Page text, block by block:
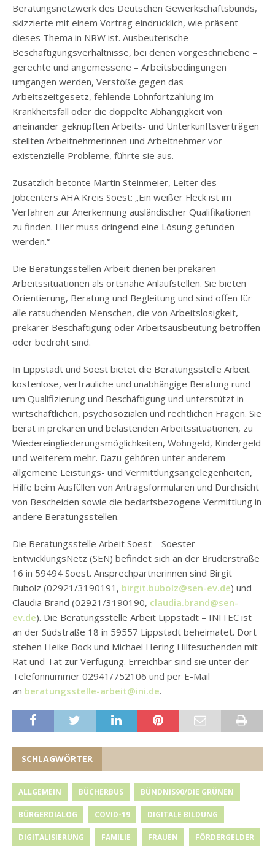
Beratungsnetzwerk des Deutschen Gewerkschaftsbunds,
skizzierte mit einem Vortrag eindrücklich, wie präsent
dieses Thema in NRW ist. Ausbeuterische
Beschäftigungsverhältnisse, bei denen vorgeschriebene –
gerechte und angemessene – Arbeitsbedingungen
umgangen werden, Verstöße gegen das
Arbeitszeitgesetz, fehlende Lohnfortzahlung im
Krankheitsfall oder die doppelte Abhängigkeit von
aneinander geknüpften Arbeits- und Unterkunftsverträgen
stellten Arbeitnehmerinnen und Arbeitnehmer vor
existenzielle Probleme, führte sie aus.
Zusätzlich betonte Martin Steinmeier, Leiter des
Jobcenters AHA Kreis Soest: „Ein weißer Fleck ist im
Verfahren zur Anerkennung ausländischer Qualifikationen
zu finden. Hier muss dringend eine Lösung gefunden
werden.“
Die Beratungsstellen Arbeit dienen bei prekären
Arbeitssituationen als ortsnahe Anlaufstellen. Sie bieten
Orientierung, Beratung und Begleitung und sind offen für
alle ratsuchenden Menschen, die von Arbeitslosigkeit,
prekärer Beschäftigung oder Arbeitsausbeutung betroffen
oder bedroht sind.
In Lippstadt und Soest bietet die Beratungsstelle Arbeit
kostenlose, vertrauliche und unabhängige Beratung rund
um Qualifizierung und Beschäftigung und unterstützt in
wirtschaftlichen, psychosozialen und rechtlichen Fragen. Sie
berät in prekären und belastenden Arbeitssituationen, zu
Wiedereingliederungsmöglichkeiten, Wohngeld, Kindergeld
und weiterem mehr. Dazu gehören unter anderem
allgemeine Leistungs- und Vermittlungsangelegenheiten,
Hilfe beim Ausfüllen von Antragsformularen und Durchsicht
von Bescheiden sowie die bedarfsbezogene Vermittlung in
andere Beratungsstellen.
Die Beratungsstelle Arbeit Soest – Soester
EntwicklungsNetz (SEN) befindet sich an der Brüderstraße
16 in 59494 Soest. Ansprechpartnerinnen sind Birgit
Bubolz (02921/3190191, birgit.bubolz@sen-ev.de) und
Claudia Brand (02921/3190190, claudia.brand@sen-
ev.de). Die Beratungsstelle Arbeit Lippstadt – INITEC ist
an der Südstraße 18 in 59557 Lippstadt beheimatet. Dort
stehen Heike Bock und Michael Hering Hilfesuchenden mit
Rat und Tat zur Verfügung. Erreichbar sind sie unter der
Telefonnummer 02941/752106 und per E-Mail
an beratungsstelle-arbeit@ini.de.
SCHLAGWÖRTER
ALLGEMEIN BÜCHERBUS BÜNDNIS90/DIE GRÜNEN
BÜRGERDIALOG COVID-19 DIGITALE BILDUNG
DIGITALISIERUNG FAMILIE FRAUEN FÖRDERGELDER